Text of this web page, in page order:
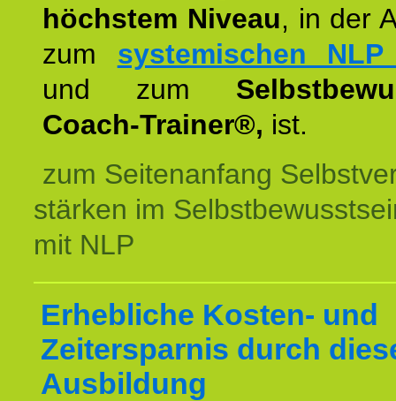
höchstem Niveau, in der
zum systemischen
und zum
Coach-Trainer®, ist.
zum Seitenanfang
stärken im
mit NLP
Erhebliche Kosten- und
Zeitersparnis durch
Ausbildung